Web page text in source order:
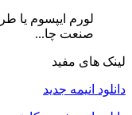
لورم ایپسوم یا
صنعت چا...
لینک های مفید
دانلود انیمه جدید